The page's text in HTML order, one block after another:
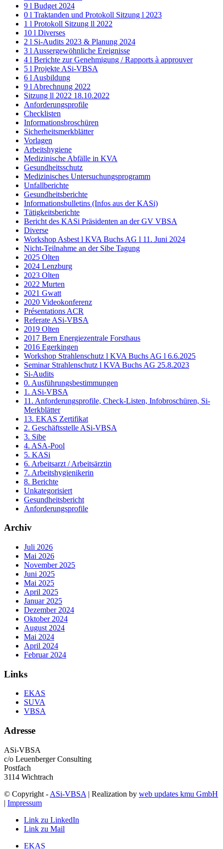
9 l Budget 2024
0 l Traktanden und Protokoll Sitzung l 2023
1 l Protokoll Sitzung ll 2022
10 l Diverses
2 l Si-Audits 2023 & Planung 2024
3 l Aussergewöhnliche Ereignisse
4 l Berichte zur Genehmigung / Rapports à approuver
5 l Projekte ASi-VBSA
6 l Ausbildung
9 l Abrechnung 2022
Sitzung ll 2022 18.10.2022
Anforderungsprofile
Checklisten
Informationsbroschüren
Sicherheitsmerkblätter
Vorlagen
Arbeitshygiene
Medizinische Abfälle in KVA
Gesundheitsschutz
Medizinisches Untersuchungsprogramm
Unfallberichte
Gesundheitsberichte
Informationsbulletins (Infos aus der KASi)
Tätigkeitsberichte
Bericht des KASi Präsidenten an der GV VBSA
Diverse
Workshop Asbest l KVA Buchs AG l 11. Juni 2024
Nicht-Teilnahme an der Sibe Tagung
2025 Olten
2024 Lenzburg
2023 Olten
2022 Murten
2021 Gwatt
2020 Videokonferenz
Présentations ACR
Referate ASi-VBSA
2019 Olten
2017 Bern Energiezentrale Forsthaus
2016 Egerkingen
Workshop Strahlenschutz l KVA Buchs AG l 6.6.2025
Seminar Strahlenschutz l KVA Buchs AG 25.8.2023
Si-Audits
0. Ausführungsbestimmungen
1. ASi-VBSA
11. Anforderungsprofile, Check-Listen, Infobroschüren, Si-
Merkblätter
13. EKAS Zertifikat
2. Geschäftsstelle ASi-VBSA
3. Sibe
4. ASA-Pool
5. KASi
6. Arbeitsarzt / Arbeitsärztin
7. Arbeitshygienikerin
8. Berichte
Unkategorisiert
Gesundheitsbericht
Anforderungsprofile
Archiv
Juli 2026
Mai 2026
November 2025
Juni 2025
Mai 2025
April 2025
Januar 2025
Dezember 2024
Oktober 2024
August 2024
Mai 2024
April 2024
Februar 2024
Links
EKAS
SUVA
VBSA
Adresse
ASi-VBSA
c/o Leuenberger Consulting
Postfach
3114 Wichtrach
© Copyright - ASi-VBSA | Realization by web updates kmu GmbH
| Impressum
Link zu LinkedIn
Link zu Mail
EKAS